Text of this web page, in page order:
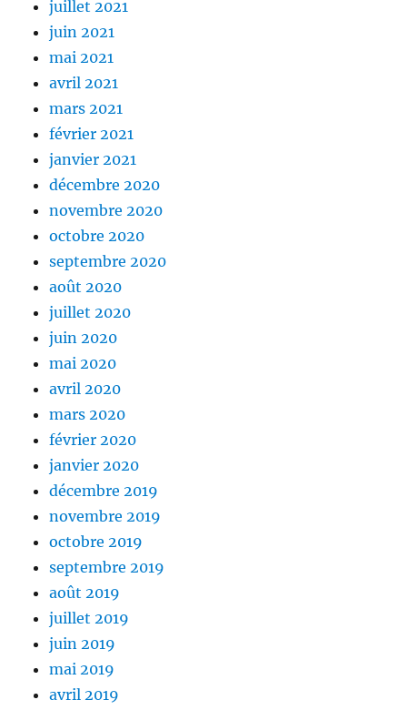
juillet 2021
juin 2021
mai 2021
avril 2021
mars 2021
février 2021
janvier 2021
décembre 2020
novembre 2020
octobre 2020
septembre 2020
août 2020
juillet 2020
juin 2020
mai 2020
avril 2020
mars 2020
février 2020
janvier 2020
décembre 2019
novembre 2019
octobre 2019
septembre 2019
août 2019
juillet 2019
juin 2019
mai 2019
avril 2019